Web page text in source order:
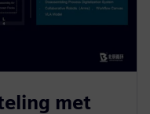
met